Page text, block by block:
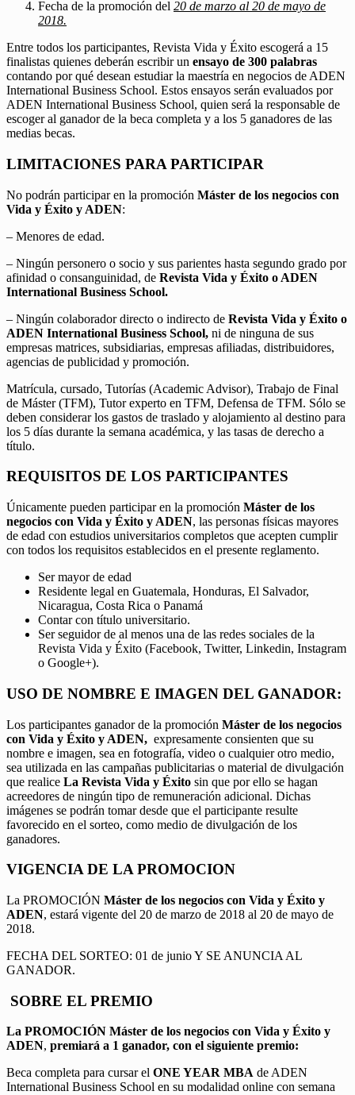
Fecha de la promoción del 20 de marzo al 20 de mayo de
2018.
Entre todos los participantes, Revista Vida y Éxito escogerá a 15
finalistas quienes deberán escribir un ensayo de 300 palabras
contando por qué desean estudiar la maestría en negocios de ADEN
International Business School. Estos ensayos serán evaluados por
ADEN International Business School, quien será la responsable de
escoger al ganador de la beca completa y a los 5 ganadores de las
medias becas.
LIMITACIONES PARA PARTICIPAR
No podrán participar en la promoción Máster de los negocios con
Vida y Éxito y ADEN:
– Menores de edad.
– Ningún personero o socio y sus parientes hasta segundo grado por
afinidad o consanguinidad, de Revista Vida y Éxito o ADEN
International Business School.
– Ningún colaborador directo o indirecto de Revista Vida y Éxito o
ADEN International Business School, ni de ninguna de sus
empresas matrices, subsidiarias, empresas afiliadas, distribuidores,
agencias de publicidad y promoción.
Matrícula, cursado, Tutorías (Academic Advisor), Trabajo de Final
de Máster (TFM), Tutor experto en TFM, Defensa de TFM. Sólo se
deben considerar los gastos de traslado y alojamiento al destino para
los 5 días durante la semana académica, y las tasas de derecho a
título.
REQUISITOS DE LOS PARTICIPANTES
Únicamente pueden participar en la promoción Máster de los
negocios con Vida y Éxito y ADEN, las personas físicas mayores
de edad con estudios universitarios completos que acepten cumplir
con todos los requisitos establecidos en el presente reglamento.
Ser mayor de edad
Residente legal en Guatemala, Honduras, El Salvador,
Nicaragua, Costa Rica o Panamá
Contar con título universitario.
Ser seguidor de al menos una de las redes sociales de la
Revista Vida y Éxito (Facebook, Twitter, Linkedin, Instagram
o Google+).
USO DE NOMBRE E IMAGEN DEL GANADOR:
Los participantes ganador de la promoción Máster de los negocios
con Vida y Éxito y ADEN, expresamente consienten que su
nombre e imagen, sea en fotografía, video o cualquier otro medio,
sea utilizada en las campañas publicitarias o material de divulgación
que realice La Revista Vida y Éxito sin que por ello se hagan
acreedores de ningún tipo de remuneración adicional. Dichas
imágenes se podrán tomar desde que el participante resulte
favorecido en el sorteo, como medio de divulgación de los
ganadores.
VIGENCIA DE LA PROMOCION
La PROMOCIÓN Máster de los negocios con Vida y Éxito y
ADEN, estará vigente del 20 de marzo de 2018 al 20 de mayo de
2018.
FECHA DEL SORTEO: 01 de junio Y SE ANUNCIA AL
GANADOR.
SOBRE EL PREMIO
La PROMOCIÓN Máster de los negocios con Vida y Éxito y
ADEN, premiará a 1 ganador, con el siguiente premio:
Beca completa para cursar el ONE YEAR MBA de ADEN
International Business School en su modalidad online con semana